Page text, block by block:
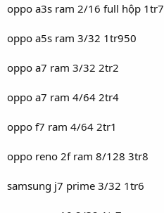
oppo a3s ram 2/16 full hộp 1tr7
oppo a5s ram 3/32 1tr950
oppo a7 ram 3/32 2tr2
oppo a7 ram 4/64 2tr4
oppo f7 ram 4/64 2tr1
oppo reno 2f ram 8/128 3tr8
samsung j7 prime 3/32 1tr6